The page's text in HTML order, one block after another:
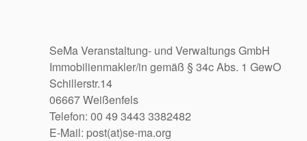
SeMa Veranstaltung- und Verwaltungs GmbH
Immobilienmakler/in gemäß § 34c Abs. 1 GewO
Schillerstr.14
06667 Weißenfels
Telefon: 00 49 3443 3382482
E-Mail: post(at)se-ma.org